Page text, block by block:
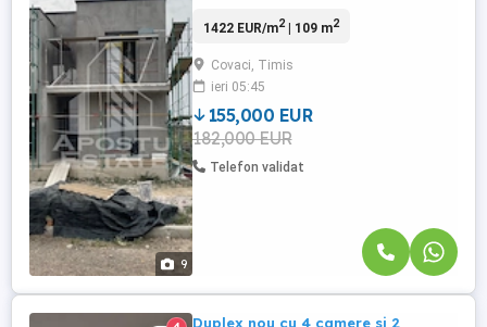
9
si acces facil la soseaua catre Timisoara
Compartimentare: Parter: -hol de acces; -
baie; -living spatios; -dormitor -bucatarie
cu acces la terasa; Etaj: -hol ...
1422 EUR/m2| 109 m2
Covaci, Timis
ieri 05:45
155,000 EUR
182,000 EUR
Telefon validat
Duplex nou cu 4 camere si 2